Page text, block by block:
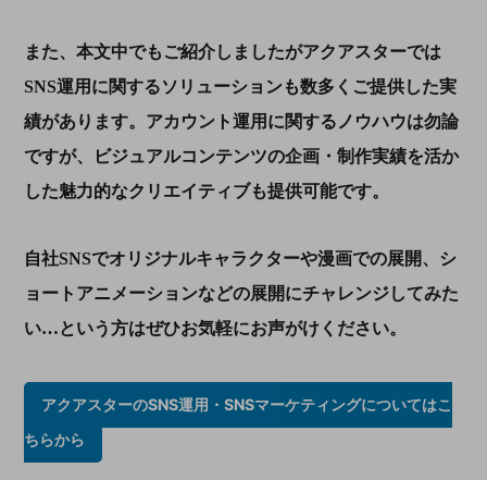
また、本文中でもご紹介しましたがアクアスターでは
SNS運用に関するソリューションも数多くご提供した実
績があります。アカウント運用に関するノウハウは勿論
ですが、ビジュアルコンテンツの企画・制作実績を活か
した魅力的なクリエイティブも提供可能です。
自社SNSでオリジナルキャラクターや漫画での展開、シ
ョートアニメーションなどの展開にチャレンジしてみた
い…という方はぜひお気軽にお声がけください。
アクアスターのSNS運用・SNSマーケティングについてはこ
ちらから